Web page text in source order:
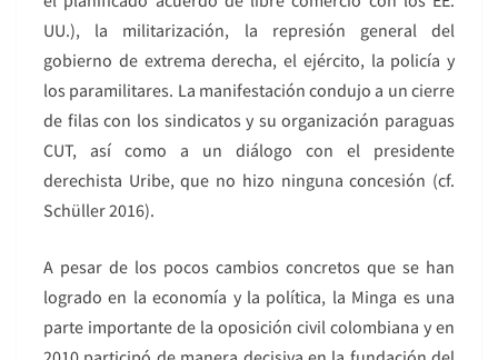
UU.), la militarización, la represión general del
gobierno de extrema derecha, el ejército, la policía y
los paramilitares. La manifestación condujo a un cierre
de filas con los sindicatos y su organización paraguas
CUT, así como a un diálogo con el presidente
derechista Uribe, que no hizo ninguna concesión (cf.
Schüller 2016).
A pesar de los pocos cambios concretos que se han
logrado en la economía y la política, la Minga es una
parte importante de la oposición civil colombiana y en